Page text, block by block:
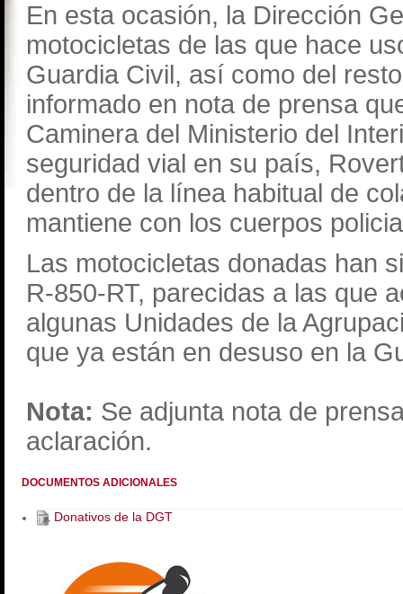
En esta ocasión, la Dirección
motocicletas de las que hace
Guardia Civil, así como del
informado en nota de prensa
Caminera del Ministerio del
seguridad vial en su país,
dentro de la línea habitual de
mantiene con los cuerpos
Las motocicletas donadas han
R-850-RT, parecidas a las que
algunas Unidades de la
que ya están en desuso en la
Nota: Se adjunta nota de
aclaración.
DOCUMENTOS ADICIONALES
Donativos de la DGT